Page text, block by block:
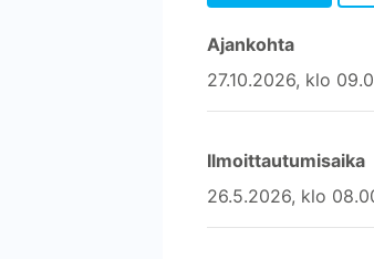
Ajankohta
27.10.2026, klo
Ilmoittautumisaika
26.5.2026, klo